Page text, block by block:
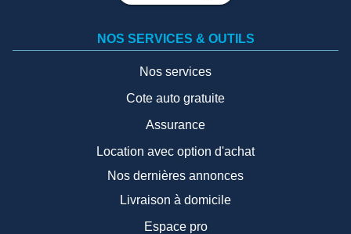
NOS SERVICES & OUTILS
Nos services
Cote auto gratuite
Assurance
Location avec option d'achat
Nos dernières annonces
Livraison à domicile
Espace pro